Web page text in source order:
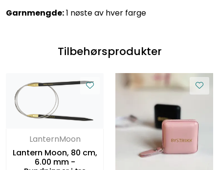
Garnmengde:1 nøste av hver farge
Tilbehørsprodukter
LanternMoon
Lantern Moon, 80 cm,
6.00 mm -